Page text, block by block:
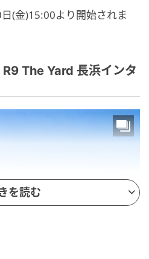
(金)15:00より開始されま
The Yard 長浜インタ
を読む